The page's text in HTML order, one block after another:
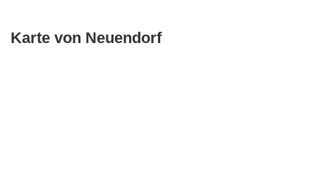
Karte von Neuendorf